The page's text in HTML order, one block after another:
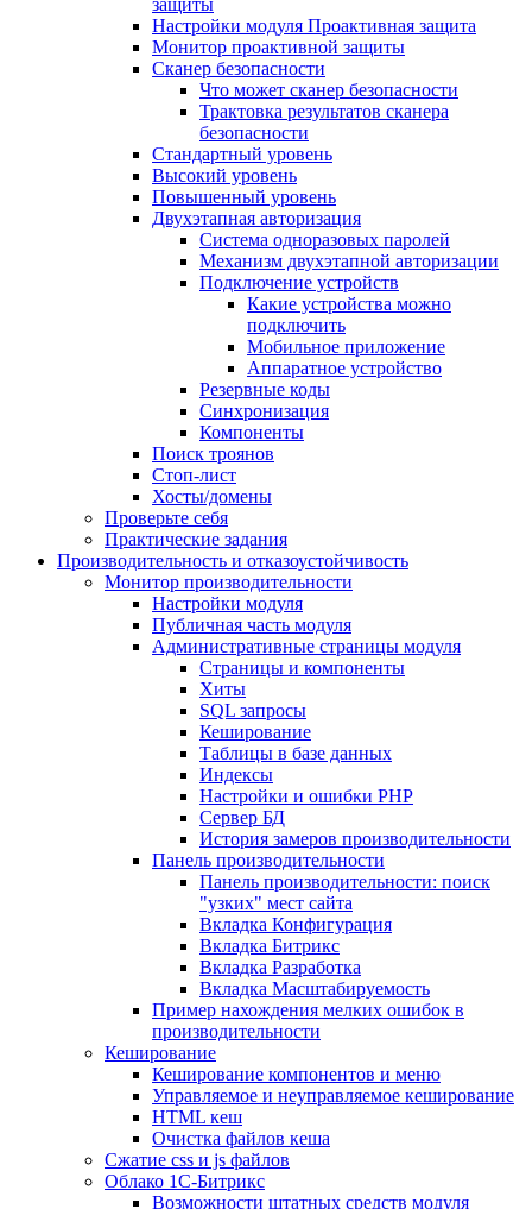
защиты
Настройки модуля Проактивная защита
Монитор проактивной защиты
Сканер безопасности
Что может сканер безопасности
Трактовка результатов сканера
безопасности
Стандартный уровень
Высокий уровень
Повышенный уровень
Двухэтапная авторизация
Система одноразовых паролей
Механизм двухэтапной авторизации
Подключение устройств
Какие устройства можно
подключить
Мобильное приложение
Аппаратное устройство
Резервные коды
Синхронизация
Компоненты
Поиск троянов
Стоп-лист
Хосты/домены
Проверьте себя
Практические задания
Производительность и отказоустойчивость
Монитор производительности
Настройки модуля
Публичная часть модуля
Административные страницы модуля
Страницы и компоненты
Хиты
SQL запросы
Кеширование
Таблицы в базе данных
Индексы
Настройки и ошибки PHP
Сервер БД
История замеров производительности
Панель производительности
Панель производительности: поиск
"узких" мест сайта
Вкладка Конфигурация
Вкладка Битрикс
Вкладка Разработка
Вкладка Масштабируемость
Пример нахождения мелких ошибок в
производительности
Кеширование
Кеширование компонентов и меню
Управляемое и неуправляемое кеширование
HTML кеш
Очистка файлов кеша
Сжатие css и js файлов
Облако 1С-Битрикс
Возможности штатных средств модуля